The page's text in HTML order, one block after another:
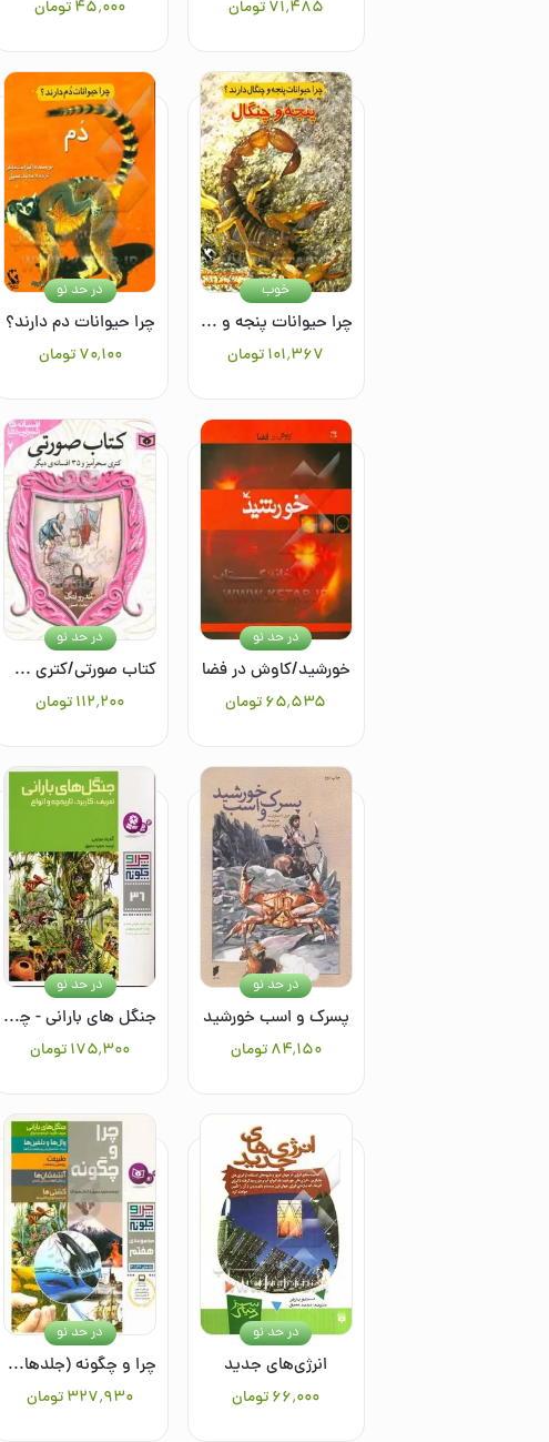
۷۱٬۴۸۵تومان ۴۵٬۰۰۰تومان
چرا حیوانات پنجه و چنگال دارند؟ پنجه و چنگال
۱۰۱٬۳۶۷تومان
خوب
چرا حیوانات دم دارند؟
۷۰٬۱۰۰ تومان
در حد نو
خورشید/کاوش در فضا
۶۵٬۵۳۵تومان
در حد نو
کتاب صورتی/کتری سحرآمیز و ۳۵ افسانه دیگر
۱۱۲٬۲۰۰تومان
در حد نو
پسرک و اسب خورشید
۸۴٬۱۵۰ تومان
در حد نو
جنگل های بارانی - چرا و چگونه(36)
۱۷۵٬۳۰۰تومان
در حد نو
انرژی‌های جدید
۶۶٬۰۰۰تومان
در حد نو
چرا و چگونه (جلدهای ۳۶ تا ۴۰)
۳۲۷٬۹۳۰تومان
در حد نو